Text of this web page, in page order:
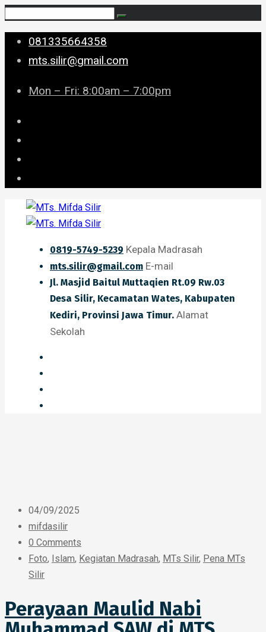
081335664358
mts.silir@gmail.com
Mon – Fri: 8:00am – 7:00pm
0819-5749-5239 Kepala Madrasah
mts.silir@gmail.com E-mail
Jl. Masjid Baitul Muttaqien Rt.09 Rw.03
Desa Silir, Kecamatan Wates, Kabupaten
Kediri, Provinsi Jawa Timur. Alamat
Sekolah
04/09/2025
mifdasilir
0 Comments
Foto, Islam, Kegiatan Madrasah, MTs Silir, Pena MTs
Silir
Perayaan Maulid Nabi